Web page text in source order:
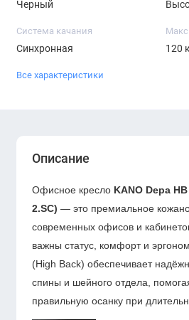
Черный
Система качания
Синхронная
Макс
120
Все характеристики
Описание
Офисное кресло KANO Depa
2.SC) — это премиальное
современных офисов и
важны статус, комфорт и
(High Back) обеспечивает
спины и шейного отдела,
правильную осанку при